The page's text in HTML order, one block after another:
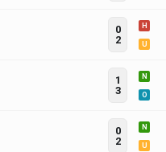
0
2
H
U
1
3
N
O
0
2
N
U